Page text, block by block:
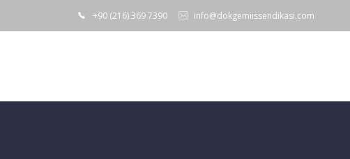
+90 (216) 369 7390 info@dokgemiissendikasi.com